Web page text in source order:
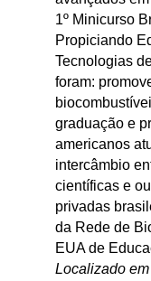
1º Minicurso
Propiciando
Tecnologias
foram:
graduação e
americanos
intercâmbio
científicas e
privadas
da Rede de
EUA de
Localizado em